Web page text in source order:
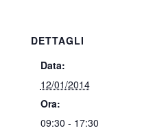
DETTAGLI
Data:
12/01/2014
Ora:
09:30 - 17:30